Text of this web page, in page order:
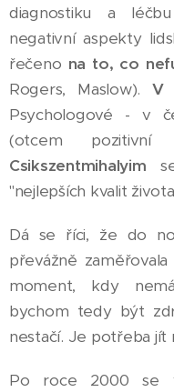
diagnostiku a
negativní aspekty
řečeno na to, co
Rogers, Maslow).V
Psychologové - v
(otcem
Csikszentmihalyim
"nejlepších kvalit
Dá se říci, že do
převážně
moment, kdy
bychom tedy být
nestačí. Je potřeba jít
Po roce 2000 se